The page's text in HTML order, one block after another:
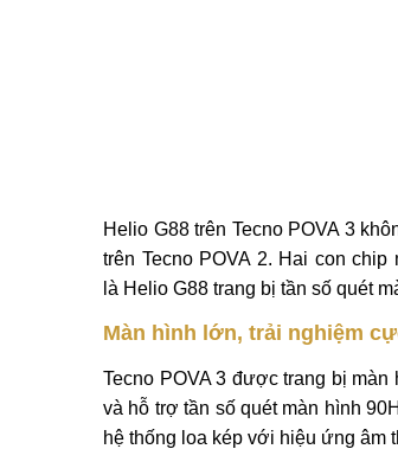
Helio G88 trên Tecno POVA 3
trên Tecno POVA 2. Hai con
là Helio G88 trang bị tần số quét
Màn hình lớn, trải nghiệm
Tecno POVA 3 được trang bị
và hỗ trợ tần số quét màn hình
hệ thống loa kép với hiệu ứng âm